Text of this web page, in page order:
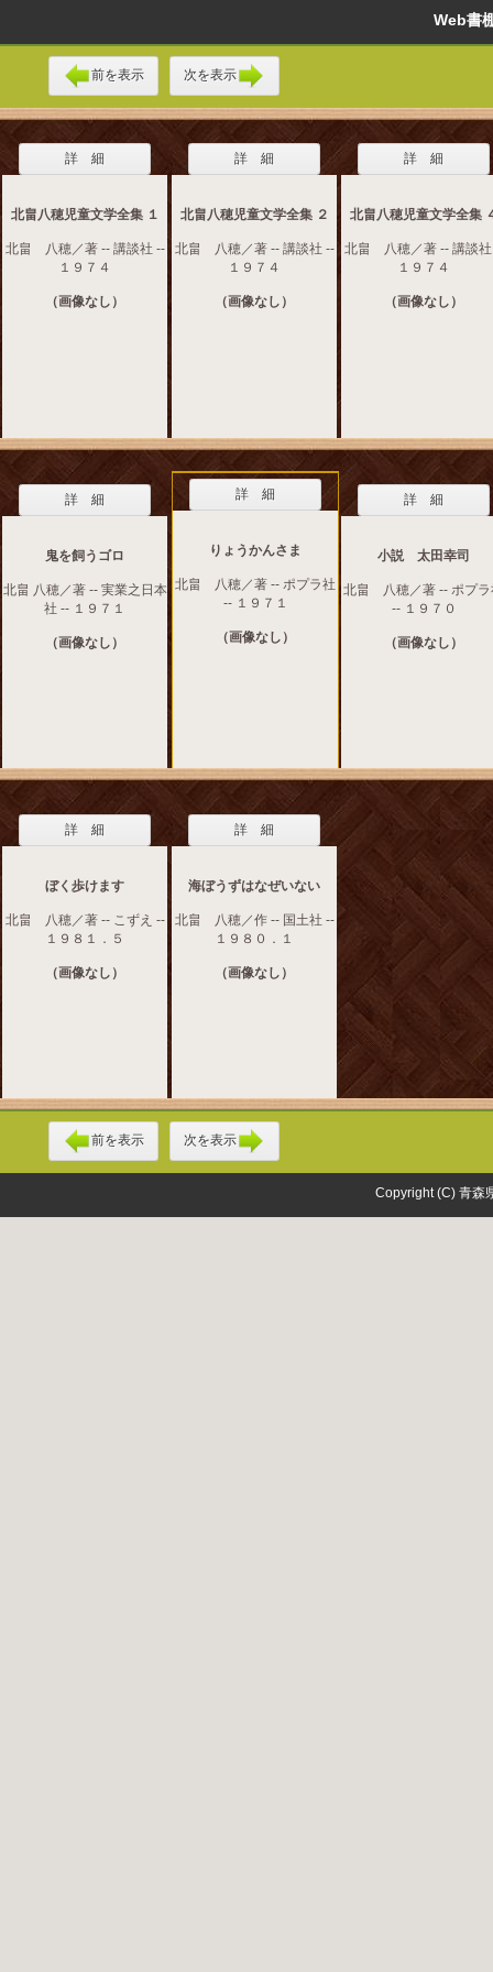
Web
前を表示 次を表示
詳 細
北畠八穂児童文学全集 １
北畠 八穂／著 -- 講談社 --
１９７４
（画像なし）
詳 細
北畠八穂児童文学全集 ２
北畠 八穂／著 -- 講談社 --
１９７４
（画像なし）
詳 細
北畠八穂児童文学全集
北畠 八穂／著 -- 講談社
１９７４
（画像なし）
詳 細
鬼を飼うゴロ
北畠 八穂／著 -- 実業之日本
社 -- １９７１
（画像なし）
詳 細
りょうかんさま
北畠 八穂／著 -- ポプラ社
-- １９７１
（画像なし）
詳 細
小説 太田幸司
北畠 八穂／著 -- ポプラ
-- １９７０
（画像なし）
詳 細
ぼく歩けます
北畠 八穂／著 -- こずえ --
１９８１．５
（画像なし）
詳 細
海ぼうずはなぜいない
北畠 八穂／作 -- 国土社 --
１９８０．１
（画像なし）
前を表示 次を表示
Copyright (C) 青森